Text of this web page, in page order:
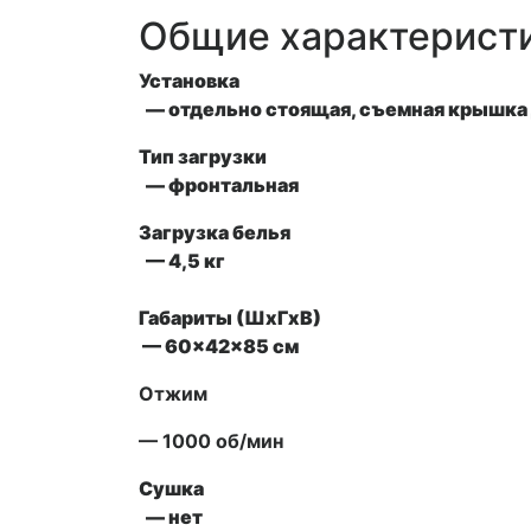
Общие
Установка
— отдельно стоящая, съемная крышка
Тип загрузки
— фронтальная
Загрузка белья
— 4,5 кг
Габариты (ШxГxВ)
— 60x42x85 см
Отжим
— 1000 об/мин
Сушка
— нет